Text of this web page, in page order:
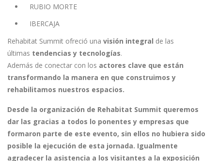
RUBIO MORTE
IBERCAJA
Rehabitat Summit ofreció una visión integral de las
últimas tendencias y tecnologías.
Además de conectar con los actores clave que están
transformando la manera en que construimos y
rehabilitamos nuestros espacios.
Desde la organización de Rehabitat Summit queremos
dar las gracias a todos lo ponentes y empresas que
formaron parte de este evento, sin ellos no hubiera sido
posible la ejecución de esta jornada. Igualmente
agradecer la asistencia a los visitantes a la exposición